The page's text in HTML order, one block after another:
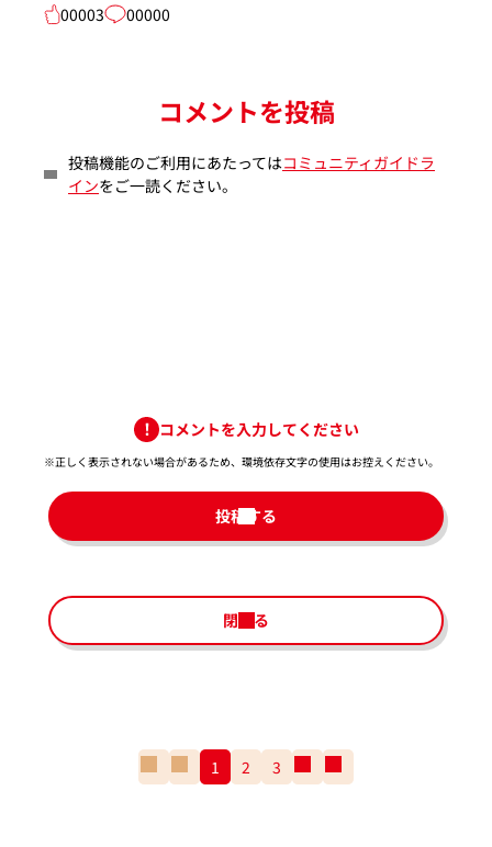
00003
00000
コメントを投稿
投稿機能のご利用にあたってはコミュニティガイドラ
インをご一読ください。
コメントを入力してください
※正しく表示されない場合があるため、環境依存文字の使用はお控えください。​
投稿する
閉じる
番
の
1 2 3
の
番